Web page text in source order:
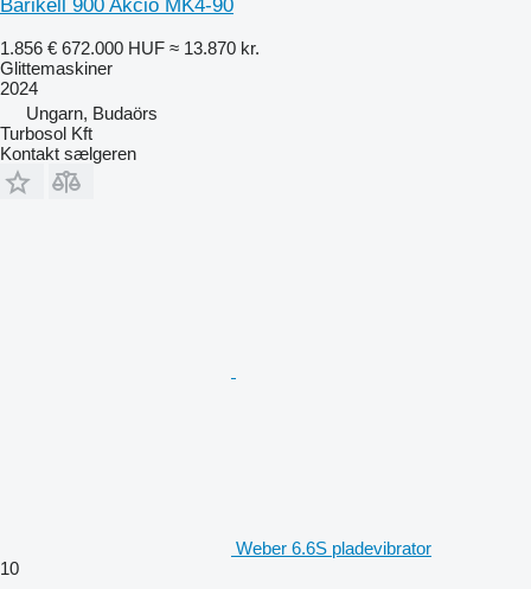
Barikell 900 Akció MK4-90
1.856 € 672.000 HUF ≈ 13.870 kr.
Glittemaskiner
2024
Ungarn, Budaörs
Turbosol Kft
Kontakt sælgeren
Weber 6.6S pladevibrator
10